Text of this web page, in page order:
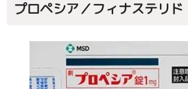
プロペシア／フィナステリド